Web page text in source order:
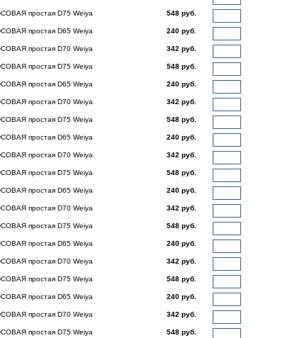
простая D75 Weiya 548 руб.
простая D65 Weiya 240 руб.
простая D70 Weiya 342 руб.
простая D75 Weiya 548 руб.
простая D65 Weiya 240 руб.
простая D70 Weiya 342 руб.
простая D75 Weiya 548 руб.
простая D65 Weiya 240 руб.
простая D70 Weiya 342 руб.
простая D75 Weiya 548 руб.
простая D65 Weiya 240 руб.
простая D70 Weiya 342 руб.
простая D75 Weiya 548 руб.
простая D65 Weiya 240 руб.
простая D70 Weiya 342 руб.
простая D75 Weiya 548 руб.
простая D65 Weiya 240 руб.
простая D70 Weiya 342 руб.
простая D75 Weiya 548 руб.